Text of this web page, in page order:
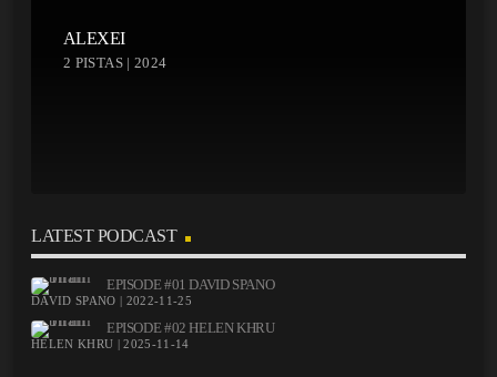
ALEXEI
2 PISTAS | 2024
LATEST PODCAST
EPISODE #01 DAVID SPANO
DAVID SPANO | 2022-11-25
EPISODE #02 HELEN KHRU
HELEN KHRU | 2025-11-14